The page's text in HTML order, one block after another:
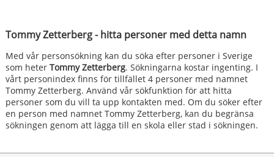
Tommy Zetterberg - hitta personer med detta namn
Med vår personsökning kan du söka efter personer i Sverige
som heter Tommy Zetterberg. Sökningarna kostar ingenting. I
vårt personindex finns för tillfället 4 personer med namnet
Tommy Zetterberg. Använd vår sökfunktion för att hitta
personer som du vill ta upp kontakten med. Om du söker efter
en person med namnet Tommy Zetterberg, kan du begränsa
sökningen genom att lägga till en skola eller stad i sökningen.